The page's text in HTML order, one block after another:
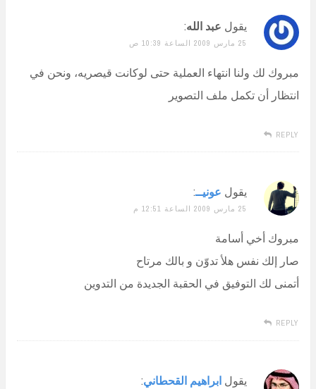
يقول عبد الله:
25 مارس 2009 الساعة 10:39 ص
مبروك لك ولنا انتهاء العملية حتى لوكانت قيصريه، ونحن في
انتظار أن تكمل ملف التصوير
REPLY
يقول عونيــ:
25 مارس 2009 الساعة 12:51 م
مبروك أخي أسامة
صار إلك نفس هلأ تدوّن و بالك مرتاح
أتمنى لك التوفيق في الحقبة الجديدة من التدوين
REPLY
يقول ابراهيم القحطاني: